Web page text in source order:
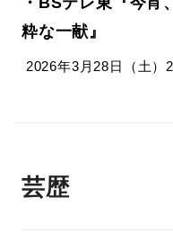
粋な一献』
2026年3月28日（土）
芸歴